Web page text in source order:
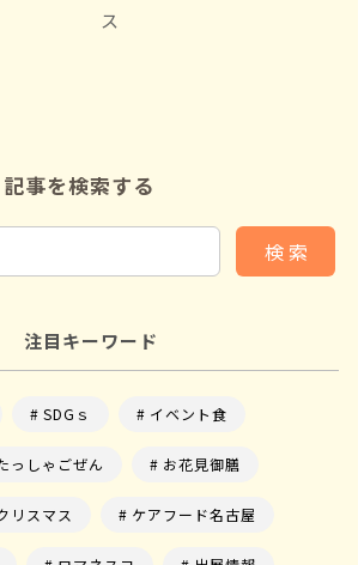
ス
記事を検索する
検 索
注目キーワード
SDGｓ イベント食
っしゃごぜん お花見御膳
リスマス ケアフード名古屋